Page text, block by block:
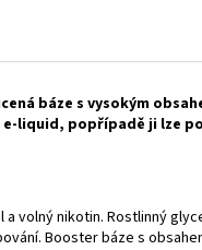
báze s vysokým
e-liquid, popřípadě ji lze
a volnýnikotin. Rostlinný
Booster báze s